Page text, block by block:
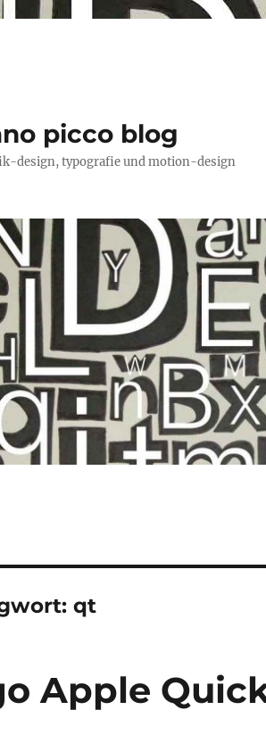
picco blog
design, typografie und motion-design
qt
Apple